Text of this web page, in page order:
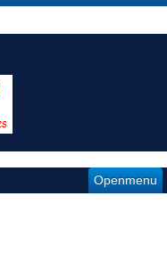
Openmenu